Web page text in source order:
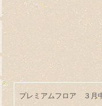
プレミアムフロア ３月